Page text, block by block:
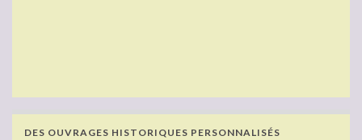
DES OUVRAGES HISTORIQUES PERSONNALISÉS